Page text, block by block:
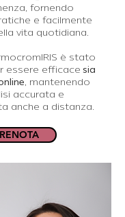
fornendo
e facilmente
vita quotidiana.
è stato
essere efficace sia
, mantenendo
accurata e
anche a distanza.